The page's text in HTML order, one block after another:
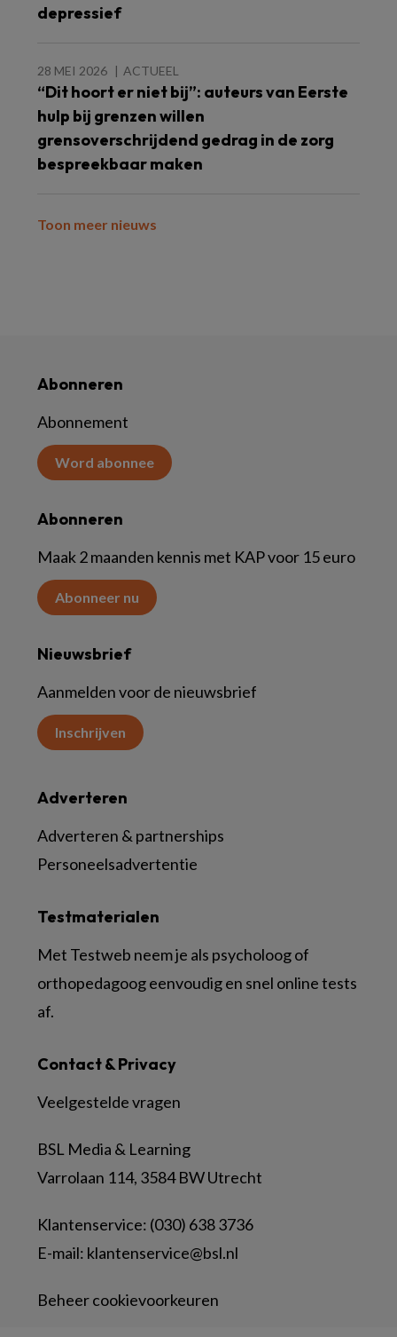
depressief
28 MEI 2026 ACTUEEL
“Dit hoort er niet bij”: auteurs van Eerste
hulp bij grenzen willen
grensoverschrijdend gedrag in de zorg
bespreekbaar maken
Toon meer nieuws
Abonneren
Abonnement
Word abonnee
Abonneren
Maak 2 maanden kennis met KAP voor 15 euro
Abonneer nu
Nieuwsbrief
Aanmelden voor de nieuwsbrief
Inschrijven
Contact & Privacy
Veelgestelde vragen
BSL Media & Learning
Varrolaan 114, 3584 BW Utrecht
Klantenservice: (030) 638 3736
E-mail: klantenservice@bsl.nl
Beheer cookievoorkeuren
Testmaterialen
Met Testweb neem je als psycholoog of
orthopedagoog eenvoudig en snel online tests
af.
Adverteren
Adverteren & partnerships
Personeelsadvertentie